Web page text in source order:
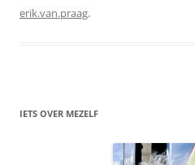
erik.van.praag.
IETS OVER MEZELF